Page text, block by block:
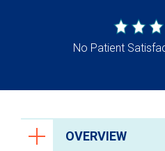
No Patient
OVERVIEW